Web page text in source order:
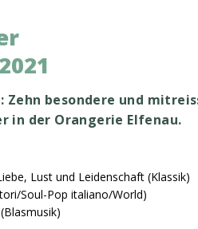
Zehn besondere und
in der Orangerie Elfenau.
Lust und Leidenschaft (Klassik)
Soul-Pop italiano/World)